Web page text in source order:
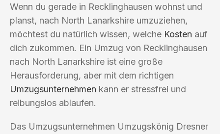
Wenn du gerade in Recklinghausen wohnst und
planst, nach North Lanarkshire umzuziehen,
möchtest du natürlich wissen, welche Kosten auf
dich zukommen. Ein Umzug von Recklinghausen
nach North Lanarkshire ist eine große
Herausforderung, aber mit dem richtigen
Umzugsunternehmen kann er stressfrei und
reibungslos ablaufen.
Das Umzugsunternehmen Umzugskönig Dresner